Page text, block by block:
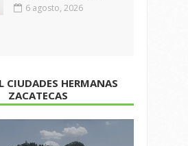
6 agosto, 2026
CIUDADES HERMANAS
ZACATECAS